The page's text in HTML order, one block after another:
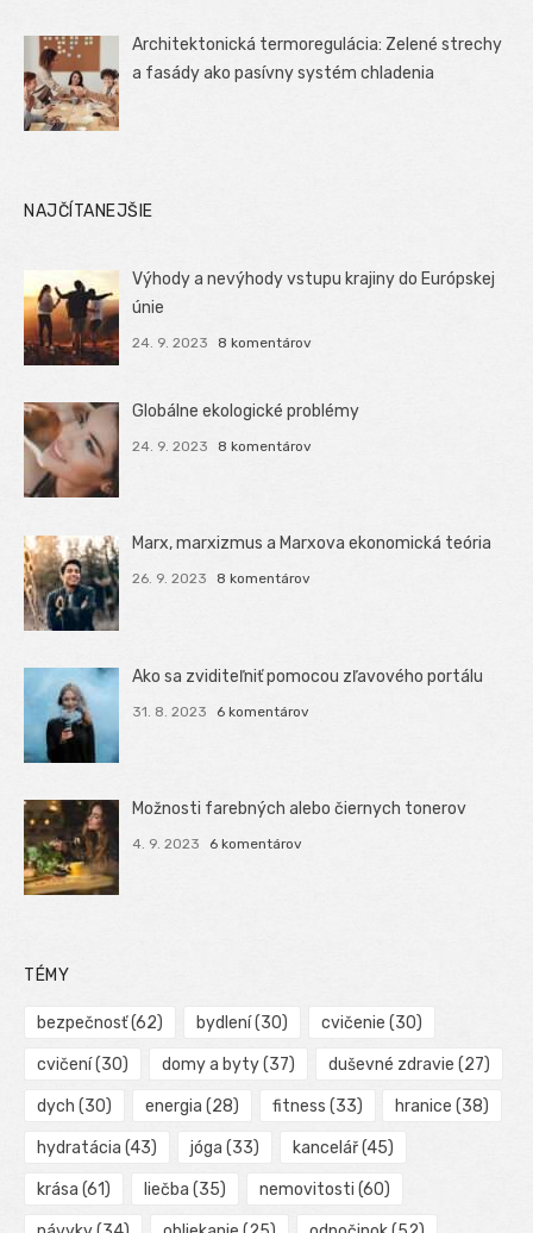
Architektonická termoregulácia: Zelené strechy
a fasády ako pasívny systém chladenia
NAJČÍTANEJŠIE
Výhody a nevýhody vstupu krajiny do Európskej
únie
24. 9. 2023 8 komentárov
Globálne ekologické problémy
24. 9. 2023 8 komentárov
Marx, marxizmus a Marxova ekonomická teória
26. 9. 2023 8 komentárov
Ako sa zviditeľniť pomocou zľavového portálu
31. 8. 2023 6 komentárov
Možnosti farebných alebo čiernych tonerov
4. 9. 2023 6 komentárov
TÉMY
bezpečnosť(62) bydlení(30) cvičenie (30)
cvičení(30) domy a byty(37) duševné zdravie (27)
dych (30) energia (28) fitness (33) hranice (38)
hydratácia (43) jóga (33) kancelář(45)
krása (61) liečba (35) nemovitosti (60)